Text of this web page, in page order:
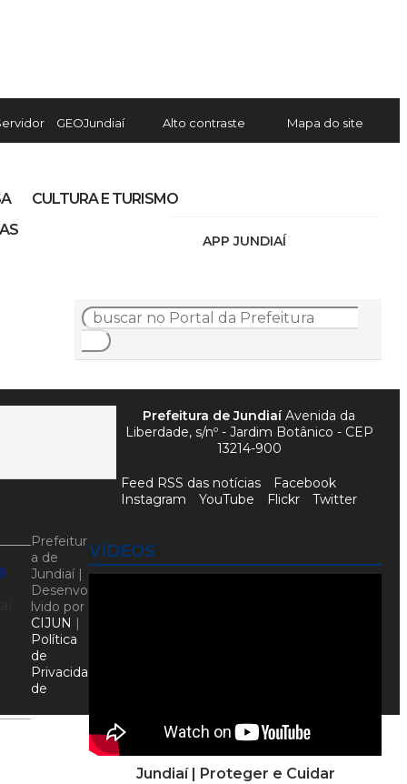
GEOJundiaí Alto contraste Mapa do site
APP JUNDIAÍ
CULTURA E TURISMO
VÍDEOS
Jundiaí | Proteger e Cuidar
Prefeitura de JundiaíAvenida da
Liberdade, s/nº - Jardim Botânico - CEP
13214-900
Feed RSS das notícias
Facebook
Instagram
YouTube Flickr Twitter
Prefeitur
a de
Jundiaí |
Desenvo
lvido por
CIJUN |
Política
de
Privacida
de